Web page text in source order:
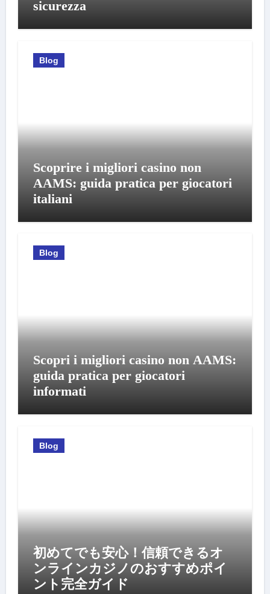
sicurezza
Blog
Scoprire i migliori casino non
AAMS: guida pratica per giocatori
italiani
Blog
Scopri i migliori casino non AAMS:
guida pratica per giocatori
informati
Blog
初めてでも安心！信頼できるオ
ンラインカジノのおすすめポイ
ント完全ガイド